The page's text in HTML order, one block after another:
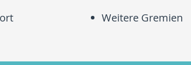
Weitere Gremien